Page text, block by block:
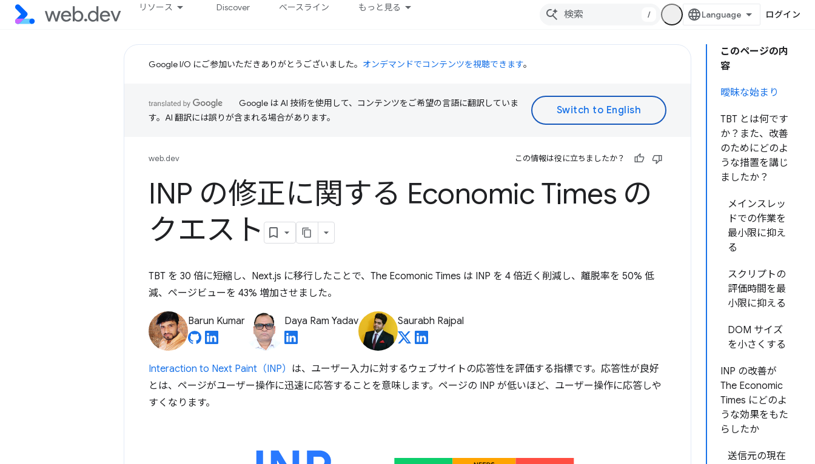
リソース Discover ベースライン もっと見る
/ ログイン
このページの内
容
曖昧な始まり
TBT とは何です
か？また、改善
のためにどのよ
うな措置を講じ
ましたか？
メインスレッ
ドでの作業を
最小限に抑え
る
スクリプトの
評価時間を最
小限に抑える
DOM サイズ
を小さくする
INP の改善が
The Economic
Times にどのよ
うな効果をもた
らしたか
送信元の現在
Google I/O にご参加いただきありがとうございました。 オンデマンドでコンテンツを視聴できます。
Google は AI 技術を使用して、コンテンツをご希望の言語に翻訳していま
す。AI 翻訳には誤りが含まれる場合があります。
web.dev この情報は役に立ちましたか？
INP の修正に関する Economic Times の
クエスト
TBT を 30 倍に短縮し、Next.js に移行したことで、The Ecomonic Times は INP を 4 倍近く削減し、離脱率を 50% 低
減、ページビューを 43% 増加させました。
Barun Kumar Daya Ram Yadav Saurabh Rajpal
Interaction to Next Paint（INP） は、ユーザー入力に対するウェブサイトの応答性を評価する指標です。応答性が良好
とは、ページがユーザー操作に迅速に応答することを意味します。ページの INP が低いほど、ユーザー操作に応答しや
すくなります。